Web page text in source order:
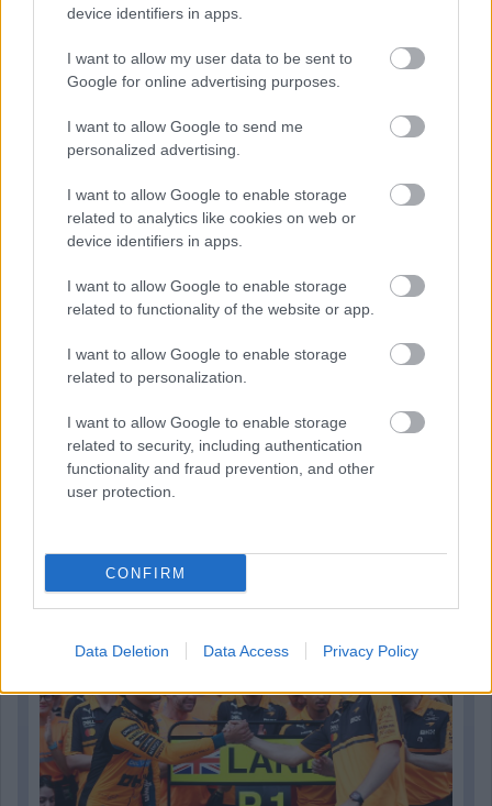
device identifiers in apps.
I want to allow my user data to be sent to
Google for online advertising purposes.
I want to allow Google to send me
personalized advertising.
I want to allow Google to enable storage
related to analytics like cookies on web or
device identifiers in apps.
I want to allow Google to enable storage
related to functionality of the website or app.
I want to allow Google to enable storage
related to personalization.
I want to allow Google to enable storage
related to security, including authentication
functionality and fraud prevention, and other
user protection.
CONFIRM
Data Deletion Data Access Privacy Policy
Domenicali: Több sprint lesz az F1-ben – de nem
mindenhol
„Lando és Oscar kapcsolata csak még erősebbé vált a
tavalyi év után” – Stella